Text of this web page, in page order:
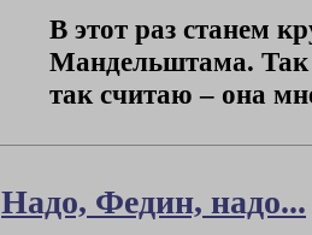
В этот раз станем
Мандельштама. Так
так считаю – она
Надо, Федин, надо...